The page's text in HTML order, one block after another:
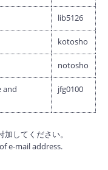
lib5126
kotosho
notosho
and
jfg0100
してください。
e-mail address.